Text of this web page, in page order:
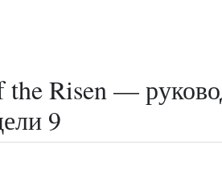
the Risen —
9